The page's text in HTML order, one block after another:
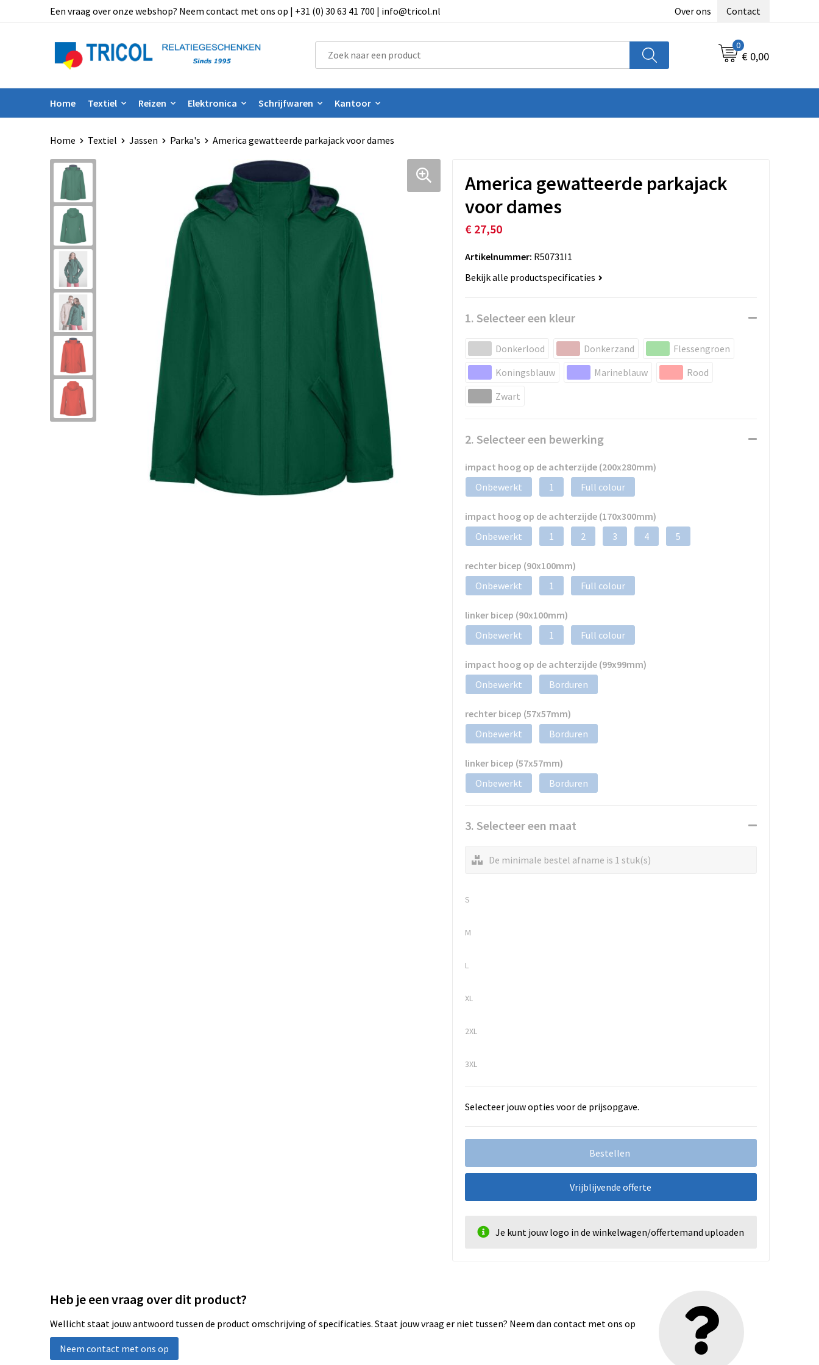
Een vraag over onze webshop? Neem contact met ons op | +31 (0) 30 63 41 700 | info@tricol.nl Over ons Contact
0
€ 0,00
Home Textiel Reizen Elektronica Schrijfwaren Kantoor
Home Textiel Jassen Parka's America gewatteerde parkajack voor dames
America gewatteerde parkajack
voor dames
€ 27,50
Artikelnummer: R50731I1
Bekijk alle productspecificaties
1. Selecteer een kleur
Donkerlood Donkerzand
Flessengroen
Koningsblauw
Marineblauw
Rood
Zwart
2. Selecteer een bewerking
impact hoog op de achterzijde (200x280mm)
Onbewerkt
1 Full colour
impact hoog op de achterzijde (170x300mm)
Onbewerkt
1 2 3 4 5
rechter bicep (90x100mm)
Onbewerkt
1 Full colour
linker bicep (90x100mm)
Onbewerkt
1 Full colour
impact hoog op de achterzijde (99x99mm)
Onbewerkt
Borduren
rechter bicep (57x57mm)
Onbewerkt
Borduren
linker bicep (57x57mm)
Onbewerkt
Borduren
3. Selecteer een maat
De minimale bestel afname is 1 stuk(s)
S
M
L
XL
2XL
3XL
Selecteer jouw opties voor de prijsopgave.
Bestellen
Vrijblijvende offerte
Je kunt jouw logo in de winkelwagen/offertemand uploaden
Heb je een vraag over dit product?
Wellicht staat jouw antwoord tussen de product omschrijving of specificaties. Staat jouw vraag er niet tussen? Neem dan contact met ons op
Neem contact met ons op